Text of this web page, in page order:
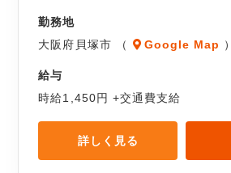
勤務地
大阪府貝塚市 （
Google Map ）
給与
時給1,450円 +交通費支給
詳しく見る